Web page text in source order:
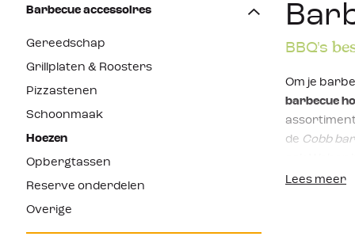
Barbecue accessoires
Gereedschap
Grillplaten & Roosters
Pizzastenen
Schoonmaak
Hoezen
Opbergtassen
Reserve onderdelen
Overige
BBQ's
Om je
barbecue
de Cobb
Lees meer